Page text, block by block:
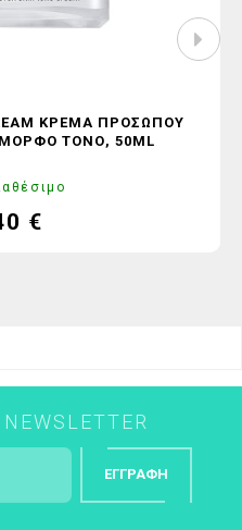
ΚΡΈΜΑ ΠΡΟΣΏΠΟΥ
ΤΌΝΟ, 50ML
€
ΕΓΓΡΑΦΉ